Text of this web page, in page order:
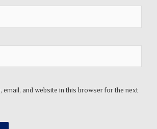
email, and website in this browser for the next